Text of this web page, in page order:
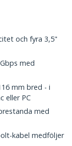
och fyra 3,5"
med
mm bred - i
eller PC
med
kabel medföljer